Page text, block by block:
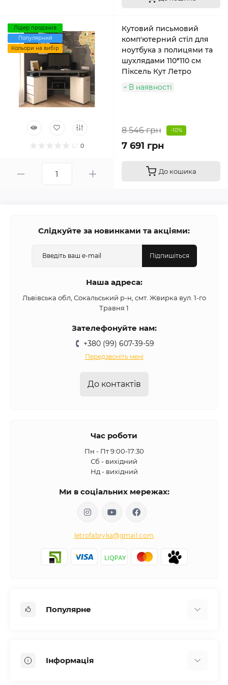
Лідер продажів
Популярний
Кольори на вибір
0
Кутовий письмовий
комп'ютерний стіл для
ноутбука з полицями та
шухлядами 110*110 см
Піксель Кут Летро
В наявності
8 546 грн -10%
7 691 грн
До кошика
Слідкуйте за новинками та акціями:
Підпишіться
Наша адреса:
Львівська обл, Сокальський р-н, смт. Жвирка вул. 1-го
Травня 1
Зателефонуйте нам:
+380 (99) 607-39-59
Передзвоніть мені
До контактів
Час роботи
Пн - Пт 9:00-17:30
Сб - вихідний
Нд - вихідний
Ми в соціальних мережах:
letrofabryka@gmail.com
Популярне
Комоди для спальні
Інформація